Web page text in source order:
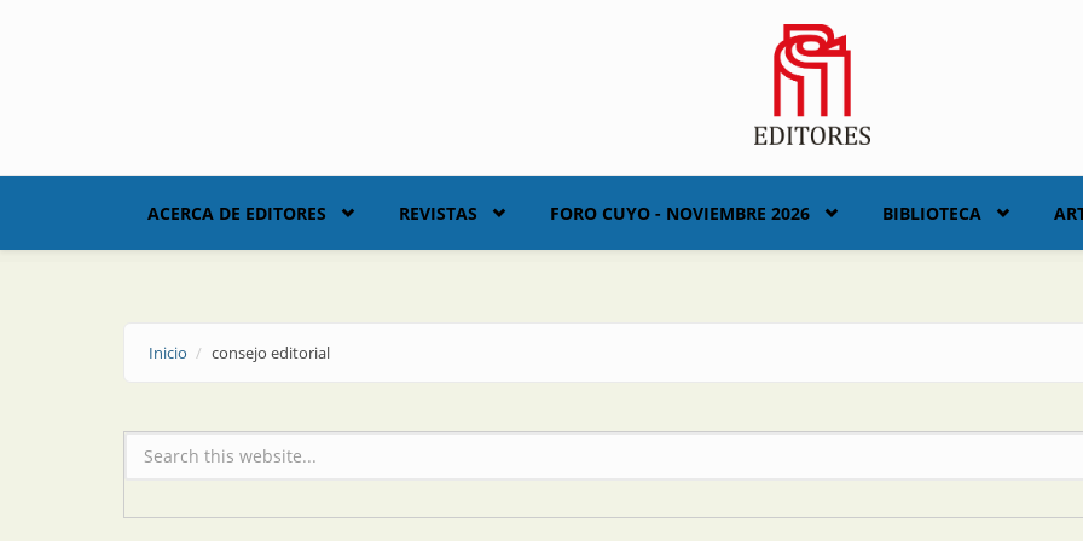
ACERCA DE EDITORES REVISTAS FORO CUYO - NOVIEMBRE 2026 BIBLIOTECA
Inicio consejo editorial
Formulario de búsqueda